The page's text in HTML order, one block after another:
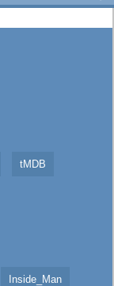
tMDB
Inside_Man